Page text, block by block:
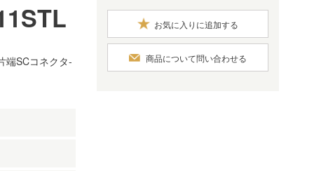
端SCコネクタ-
お気に入りに追加する
商品について問い合わせる